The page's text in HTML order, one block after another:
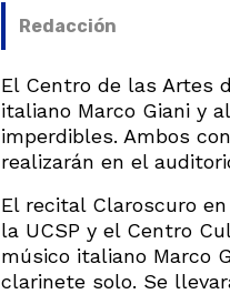
Redacción
El Centro de las Artes
italiano Marco Giani y
imperdibles. Ambos
realizarán en el
El recital Claroscuro
la UCSP y el Centro
músico italiano Marco
clarinete solo. Se